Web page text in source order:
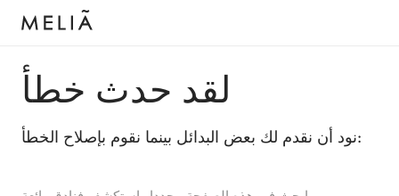
لقد حدث خطأ
نود أن نقدم لك بعض البدائل بينما نقوم بإصلاح الخطأ: